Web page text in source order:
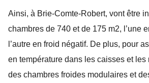
Ainsi, à Brie-Comte-Robert, vont être
chambres de 740 et de 175 m2, l’une
l’autre en froid négatif. De plus, pour
en température dans les caisses et les
des chambres froides modulaires et